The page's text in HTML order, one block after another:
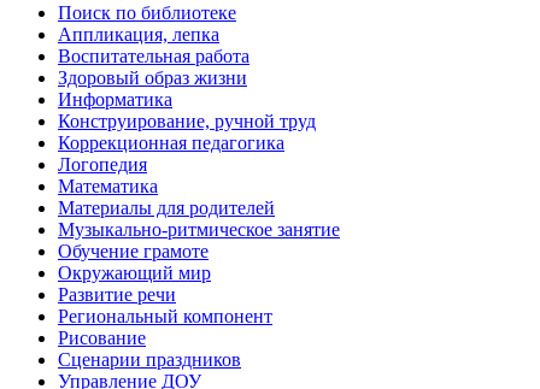
Поиск по библиотеке
Аппликация, лепка
Воспитательная работа
Здоровый образ жизни
Информатика
Конструирование, ручной труд
Коррекционная педагогика
Логопедия
Математика
Материалы для родителей
Музыкально-ритмическое занятие
Обучение грамоте
Окружающий мир
Развитие речи
Региональный компонент
Рисование
Сценарии праздников
Управление ДОУ